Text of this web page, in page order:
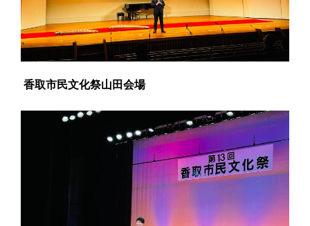
香取市民文化祭山田会場